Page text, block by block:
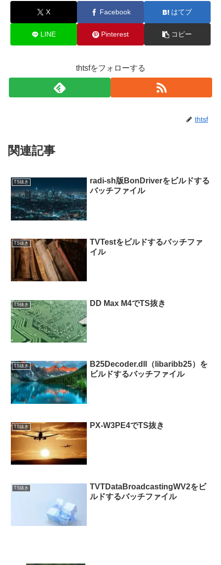
X Facebook はてブ
LINE Pinterest コピー
thtsfをフォローする
thtsf
関連記事
TS抜き
radi-sh版BonDriverをビルドする
バッチファイル
TS抜き
TVTestをビルドするバッチファ
イル
TS抜き DD Max M4でTS抜き
TS抜き
B25Decoder.dll（libaribb25）を
ビルドするバッチファイル
TS抜き PX-W3PE4でTS抜き
TS抜き
TVTDataBroadcastingWV2をビ
ルドするバッチファイル